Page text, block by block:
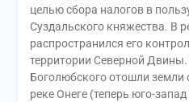
целью сбора налогов в
Суздальского княжества. В
распространился его
территории Северной Двины.
Боголюбского отошли земли
реке Онеге (теперь юго-